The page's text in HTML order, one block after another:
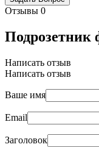
Отзывы 0
Написать отзыв
Написать отзыв
Ваше имя
Email
Заголовок